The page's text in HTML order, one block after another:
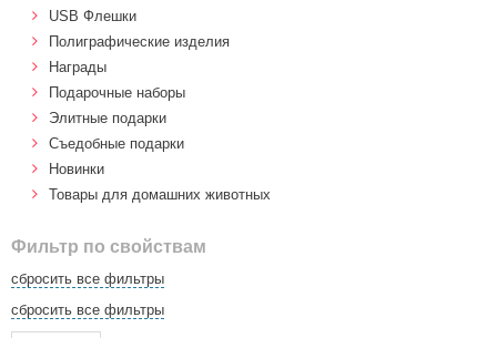
USB Флешки
Полиграфические изделия
Награды
Подарочные наборы
Элитные подарки
Cъедобные подарки
Новинки
Товары для домашних животных
Фильтр по свойствам
сбросить все фильтры
сбросить все фильтры